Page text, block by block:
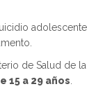
de Salud de
a 29 años